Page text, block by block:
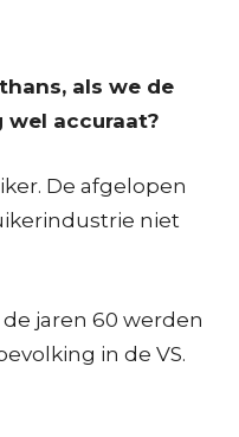
als we de
wel accuraat?
De afgelopen
niet
jaren 60 werden
in de VS.